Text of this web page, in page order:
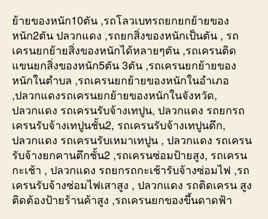
ย้ายของหนัก10ตัน ,รถโลวเบทรถยกยกย้ายของ
หนัก2ตัน ปลวกแดง ,รถยกสิ่งของหนักเป็นตัน , รถ
เครนยกย้ายสิ่งของหนักได้หลายๆตัน ,รถเครนติด
แขนยกสิ่งของหนัก5ตัน 3ตัน ,รถเครนยกย้ายของ
หนักในตำบล ,รถเครนยกย้ายของหนักในอำเภอ
,ปลวกแดงรถเครนยกย้ายของหนักในจังหวัด,
ปลวกแดง รถเครนรับจ้างเทปูน, ปลวกแดง รถยกรถ
เครนรับจ้างเทปูนชั้น2, รถเครนรับจ้างเทปูนตึก,
ปลวกแดง รถเครนรับเหมาเทปูน , ปลวกแดง รถเครน
รับจ้างยกคานตึกชั้น2 ,รถเครนซ่อมป้ายสูง, รถเครน
กะเช้า , ปลวกแดง รถยกรถกะเช้ารับจ้างซ่อมไฟ ,รถ
เครนรับจ้างซ่อมไฟเสาสูง , ปลวกแดง รถติดเครน สูง
ติดต้องป้ายร้านค้าสูง ,รถเครนยกของขึ้นดาดฟ้า